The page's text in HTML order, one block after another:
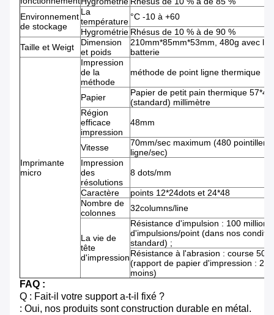
Environnement
de stockage
La
température °C -10 à +60
Hygrométrie Rhésus de 10 % à de 90 %
Taille et Weigt
Dimension
et poids
210mm*85mm*53mm, 480g avec la
batterie
Imprimante
micro
Impression
de la
méthode
méthode de point ligne thermique
Papier
Papier de petit pain thermique 57*40
(standard) millimètre
Région
efficace
impression
48mm
Vitesse
70mm/sec maximum (480 pointillent
ligne/sec)
Impression
des
résolutions
8 dots/mm
Caractère
points 12*24dots et 24*48
Nombre de
colonnes
32columns/line
La vie de
tête
d'impression
Résistance d'impulsion : 100 millions
d'impulsions/point (dans nos
standard) ;
Résistance à l'abrasion : course
(rapport de papier d'impression :
moins)
FAQ :
Q : Fait-il votre support a-t-il fixé ?
: Oui, nos produits sont construction durable en métal.